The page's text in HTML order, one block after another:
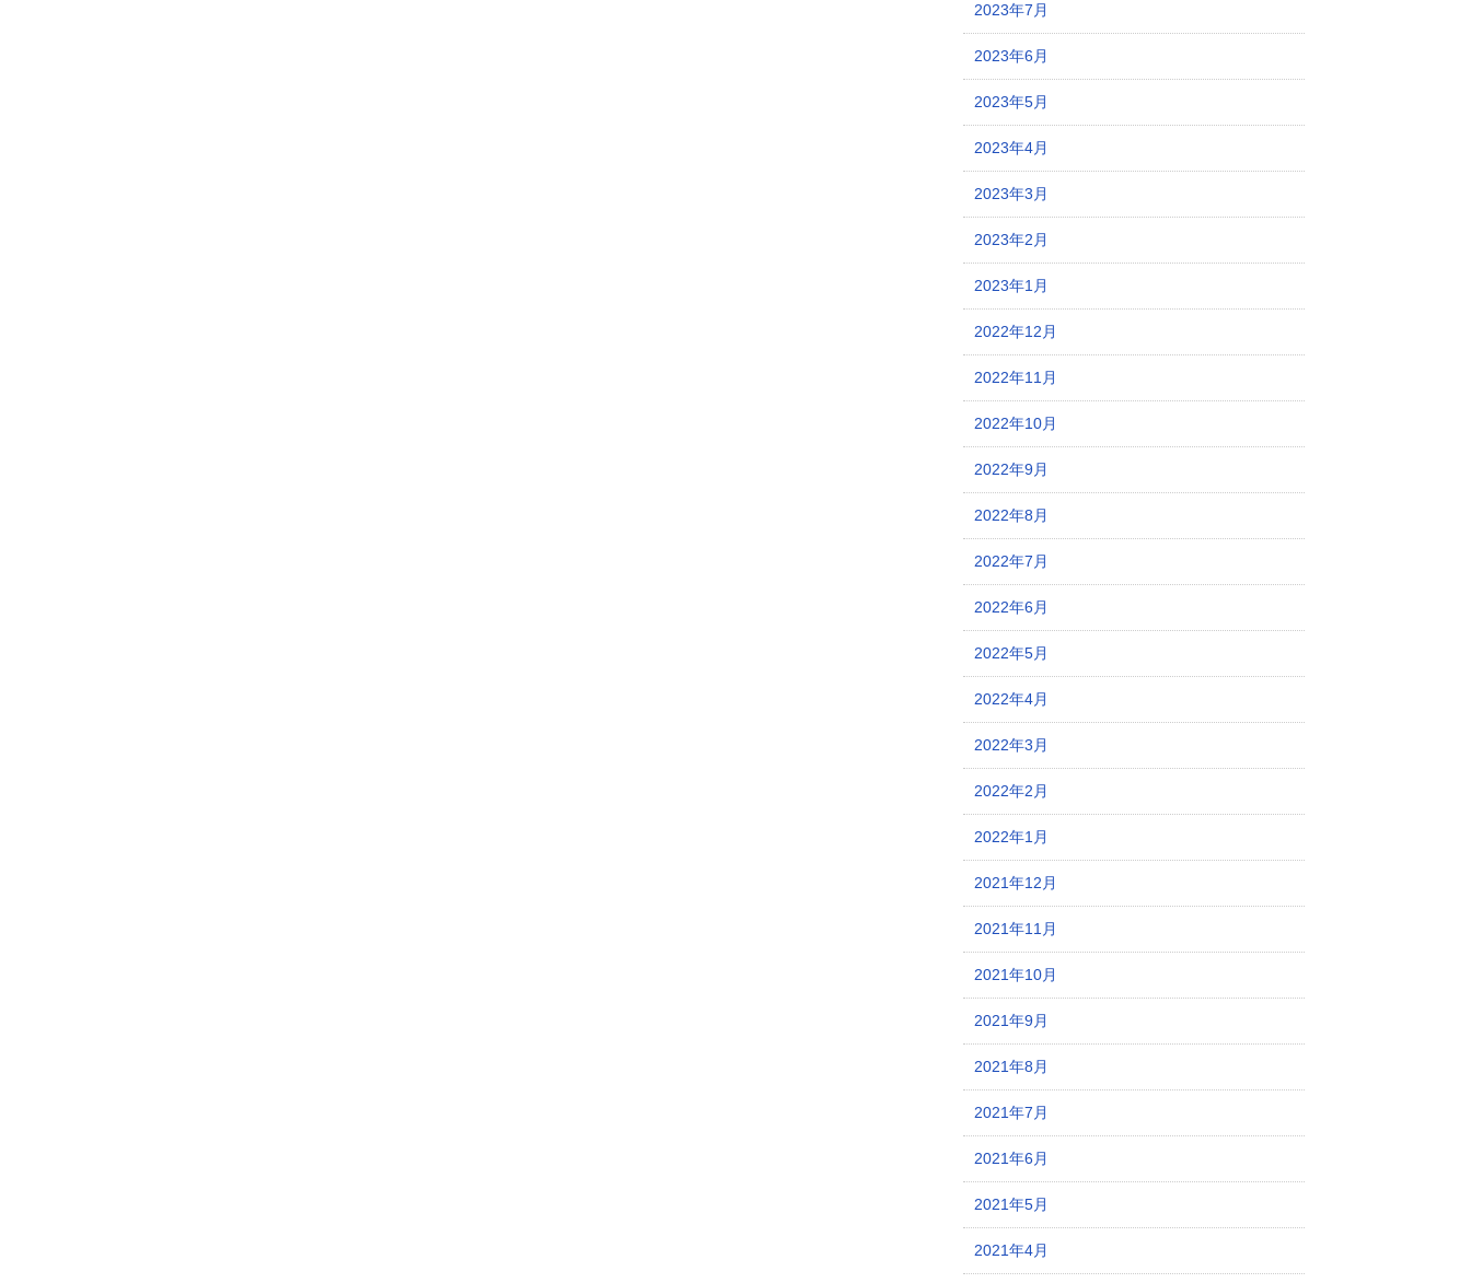
2023年7月
2023年6月
2023年5月
2023年4月
2023年3月
2023年2月
2023年1月
2022年12月
2022年11月
2022年10月
2022年9月
2022年8月
2022年7月
2022年6月
2022年5月
2022年4月
2022年3月
2022年2月
2022年1月
2021年12月
2021年11月
2021年10月
2021年9月
2021年8月
2021年7月
2021年6月
2021年5月
2021年4月